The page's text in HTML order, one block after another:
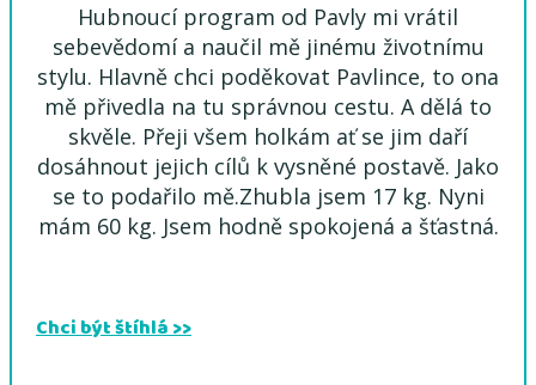
Hubnoucí program od Pavly mi vrátil
sebevědomí a naučil mě jinému životnímu
stylu. Hlavně chci poděkovat Pavlince, to ona
mě přivedla na tu správnou cestu. A dělá to
skvěle. Přeji všem holkám ať se jim daří
dosáhnout jejich cílů k vysněné postavě. Jako
se to podařilo mě.Zhubla jsem 17 kg. Nyni
mám 60 kg. Jsem hodně spokojená a šťastná.
Chci být štíhlá >>